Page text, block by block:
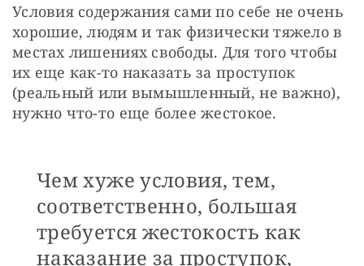
Условия содержания сами по себе не очень
хорошие, людям и так физически тяжело в
местах лишениях свободы. Для того чтобы
их еще как-то наказать за проступок
(реальный или вымышленный, не важно),
нужно что-то еще более жестокое.
Чем хуже условия, тем,
соответственно, большая
требуется жестокость как
наказание за проступок,